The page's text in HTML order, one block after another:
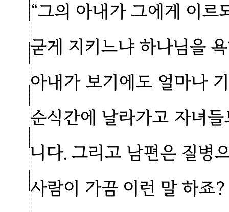
“그의 아내가 그에게 이
굳게 지키느냐 하나님을
아내가 보기에도 얼마나
순식간에 날라가고 자녀
니다. 그리고 남편은 질병
사람이 가끔 이런 말 하죠?